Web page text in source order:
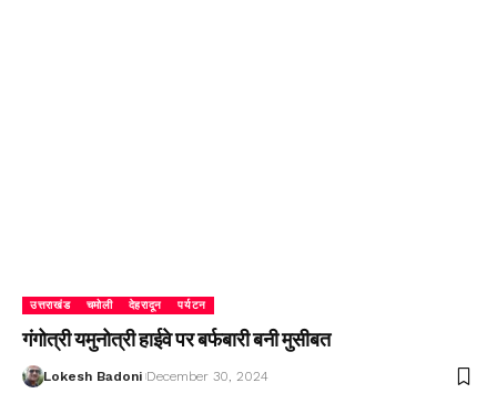
उत्तराखंड चमोली देहरादून पर्यटन
गंगोत्री यमुनोत्री हाईवे पर बर्फबारी बनी मुसीबत
Lokesh Badoni December 30, 2024